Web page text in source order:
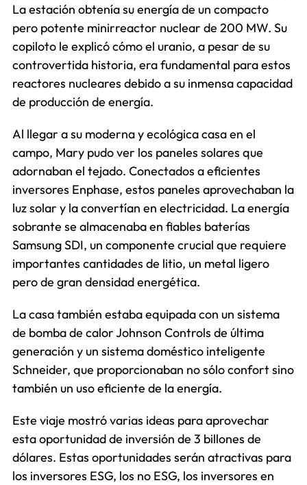
La estación obtenía su energía de un compacto
pero potente minirreactor nuclear de 200 MW. Su
copiloto le explicó cómo el uranio, a pesar de su
controvertida historia, era fundamental para estos
reactores nucleares debido a su inmensa capacidad
de producción de energía.
Al llegar a su moderna y ecológica casa en el
campo, Mary pudo ver los paneles solares que
adornaban el tejado. Conectados a eficientes
inversores Enphase, estos paneles aprovechaban la
luz solar y la convertían en electricidad. La energía
sobrante se almacenaba en fiables baterías
Samsung SDI, un componente crucial que requiere
importantes cantidades de litio, un metal ligero
pero de gran densidad energética.
La casa también estaba equipada con un sistema
de bomba de calor Johnson Controls de última
generación y un sistema doméstico inteligente
Schneider, que proporcionaban no sólo confort sino
también un uso eficiente de la energía.
Este viaje mostró varias ideas para aprovechar
esta oportunidad de inversión de 3 billones de
dólares. Estas oportunidades serán atractivas para
los inversores ESG, los no ESG, los inversores en